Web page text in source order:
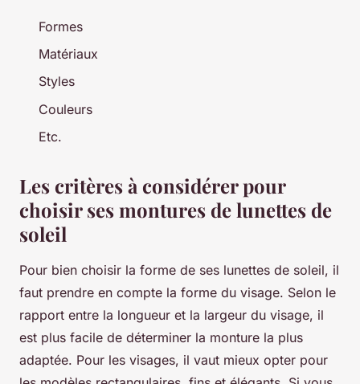
Formes
Matériaux
Styles
Couleurs
Etc.
Les critères à considérer pour
choisir ses montures de lunettes de
soleil
Pour bien choisir la forme de ses lunettes de soleil, il
faut prendre en compte la forme du visage. Selon le
rapport entre la longueur et la largeur du visage, il
est plus facile de déterminer la monture la plus
adaptée. Pour les visages, il vaut mieux opter pour